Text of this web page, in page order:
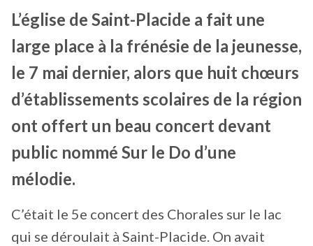
L’église de Saint-Placide a fait une
large place à la frénésie de la jeunesse,
le 7 mai dernier, alors que huit chœurs
d’établissements scolaires de la région
ont offert un beau concert devant
public nommé Sur le Do d’une
mélodie.
C’était le 5e concert des Chorales sur le lac
qui se déroulait à Saint-Placide. On avait